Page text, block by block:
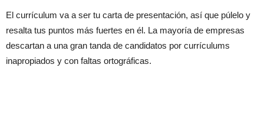
El currículum va a ser tu carta de presentación, así que púlelo y
resalta tus puntos más fuertes en él. La mayoría de empresas
descartan a una gran tanda de candidatos por currículums
inapropiados y con faltas ortográficas.